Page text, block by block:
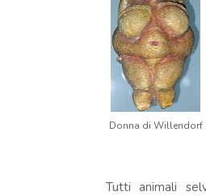
Donna di Willendorf
Tutti animali